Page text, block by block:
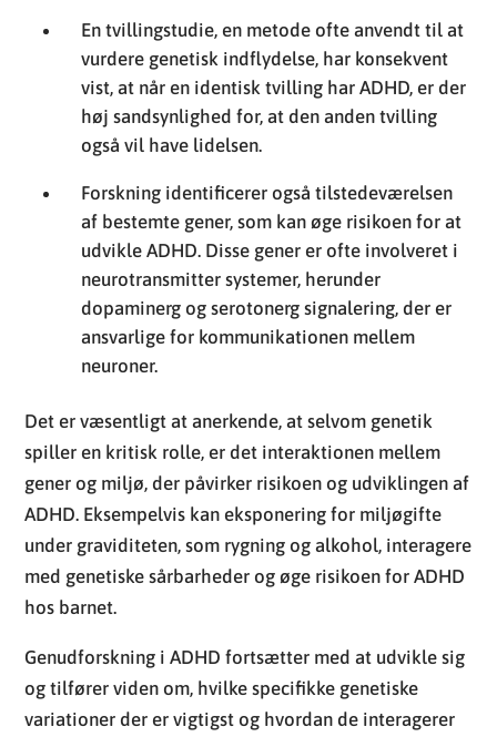
En tvillingstudie, en metode ofte anvendt til at
vurdere genetisk indflydelse, har konsekvent
vist, at når en identisk tvilling har ADHD, er der
høj sandsynlighed for, at den anden tvilling
også vil have lidelsen.
Forskning identificerer også tilstedeværelsen
af bestemte gener, som kan øge risikoen for at
udvikle ADHD. Disse gener er ofte involveret i
neurotransmitter systemer, herunder
dopaminerg og serotonerg signalering, der er
ansvarlige for kommunikationen mellem
neuroner.
Det er væsentligt at anerkende, at selvom genetik
spiller en kritisk rolle, er det interaktionen mellem
gener og miljø, der påvirker risikoen og udviklingen af
ADHD. Eksempelvis kan eksponering for miljøgifte
under graviditeten, som rygning og alkohol, interagere
med genetiske sårbarheder og øge risikoen for ADHD
hos barnet.
Genudforskning i ADHD fortsætter med at udvikle sig
og tilfører viden om, hvilke specifikke genetiske
variationer der er vigtigst og hvordan de interagerer